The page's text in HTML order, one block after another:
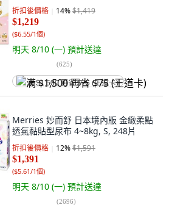
折扣後價格 14%$1,419
$1,219
($6.55/1個)
明天 8/10 (一) 預計送達
(625)
满 $1,500 再省 $75 (王道卡)
Merries 妙而舒 日本境內版 金緻柔點
透氣黏貼型尿布 4~8kg, S, 248片
折扣後價格 12%$1,591
$1,391
($5.61/1個)
明天 8/10 (一) 預計送達
(2696)